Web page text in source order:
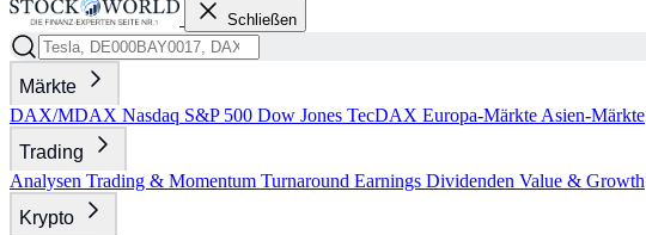
Schließen
Märkte
DAX/MDAX Nasdaq S&P 500 Dow Jones TecDAX Europa-Märkte Asien-Märkte
Trading
Analysen Trading & Momentum Turnaround Earnings Dividenden Value & Growth
Krypto